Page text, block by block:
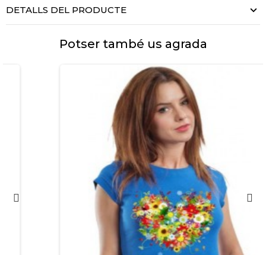
DETALLS DEL PRODUCTE
Potser també us agrada